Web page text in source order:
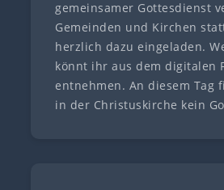
gemeinsamer Gottesdienst
Gemeinden und Kirchen
herzlich dazu eingeladen.
könnt ihr aus dem digitalen
entnehmen. An diesem Tag
in der Christuskirche kein